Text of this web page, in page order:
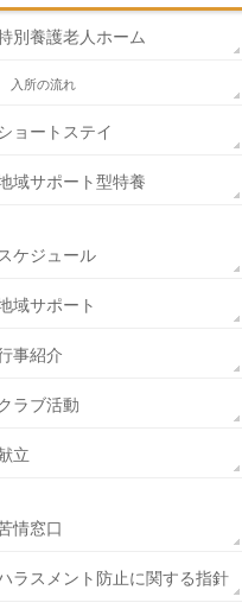
別養護老人ホーム
入所の流れ
ョートステイ
域サポート型特養
ケジュール
域サポート
事紹介
ラブ活動
立
情窓口
ラスメント防止に関する指針